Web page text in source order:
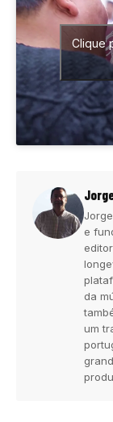
Clique
e
da
um